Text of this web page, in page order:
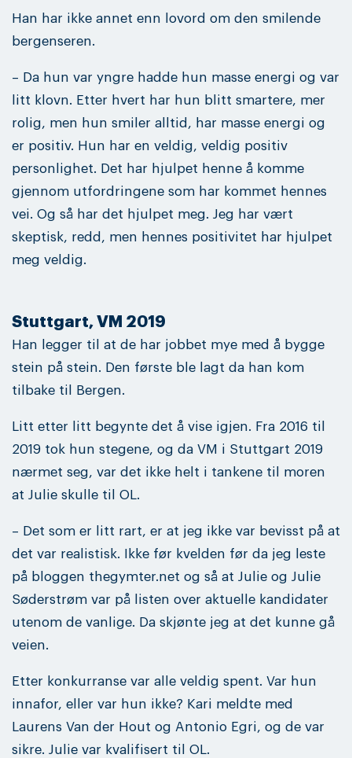
Han har ikke annet enn lovord om den smilende
bergenseren.
– Da hun var yngre hadde hun masse energi og var
litt klovn. Etter hvert har hun blitt smartere, mer
rolig, men hun smiler alltid, har masse energi og
er positiv. Hun har en veldig, veldig positiv
personlighet. Det har hjulpet henne å komme
gjennom utfordringene som har kommet hennes
vei. Og så har det hjulpet meg. Jeg har vært
skeptisk, redd, men hennes positivitet har hjulpet
meg veldig.
Stuttgart, VM 2019
Han legger til at de har jobbet mye med å bygge
stein på stein. Den første ble lagt da han kom
tilbake til Bergen.
Litt etter litt begynte det å vise igjen. Fra 2016 til
2019 tok hun stegene, og da VM i Stuttgart 2019
nærmet seg, var det ikke helt i tankene til moren
at Julie skulle til OL.
– Det som er litt rart, er at jeg ikke var bevisst på at
det var realistisk. Ikke før kvelden før da jeg leste
på bloggen thegymter.net og så at Julie og Julie
Søderstrøm var på listen over aktuelle kandidater
utenom de vanlige. Da skjønte jeg at det kunne gå
veien.
Etter konkurranse var alle veldig spent. Var hun
innafor, eller var hun ikke? Kari meldte med
Laurens Van der Hout og Antonio Egri, og de var
sikre. Julie var kvalifisert til OL.